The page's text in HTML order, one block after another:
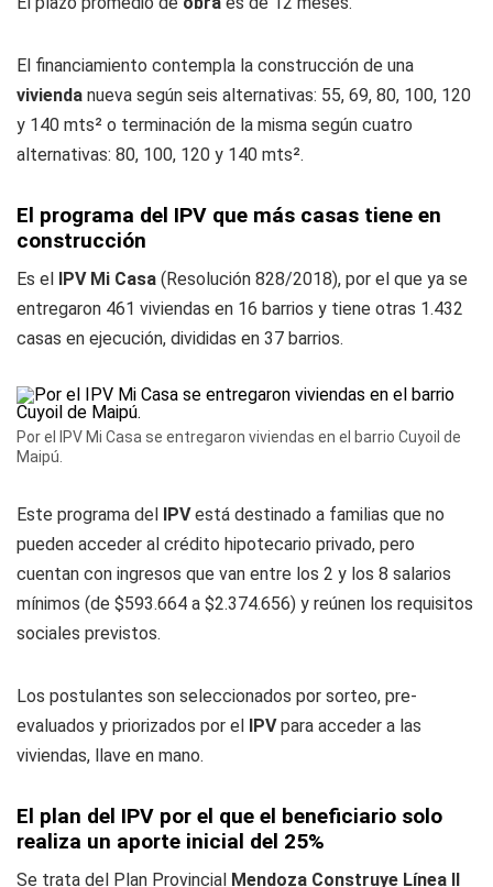
El financiamiento contempla la construcción de una
vivienda nueva según seis alternativas: 55, 69, 80, 100, 120
y 140 mts² o terminación de la misma según cuatro
alternativas: 80, 100, 120 y 140 mts².
El programa del IPV que más casas tiene en
construcción
Es el IPV Mi Casa (Resolución 828/2018), por el que ya se
entregaron 461 viviendas en 16 barrios y tiene otras 1.432
casas en ejecución, divididas en 37 barrios.
Por el IPV Mi Casa se entregaron viviendas en el barrio Cuyoil de
Maipú.
Este programa del IPVestá destinado a familias que no
pueden acceder al crédito hipotecario privado, pero
cuentan con ingresos que van entre los 2 y los 8 salarios
mínimos (de $593.664 a $2.374.656) y reúnen los requisitos
sociales previstos.
Los postulantes son seleccionados por sorteo, pre-
evaluados y priorizados por el IPVpara acceder a las
viviendas, llave en mano.
El plan del IPV por el que el beneficiario solo
realiza un aporte inicial del 25%
Se trata del Plan Provincial Mendoza Construye Línea II